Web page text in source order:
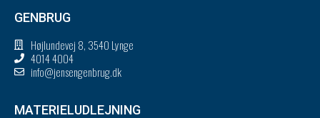
GENBRUG
Højlundevej 8, 3540 Lynge
4014 4004
info@jensengenbrug.dk
MATERIELUDLEJNING